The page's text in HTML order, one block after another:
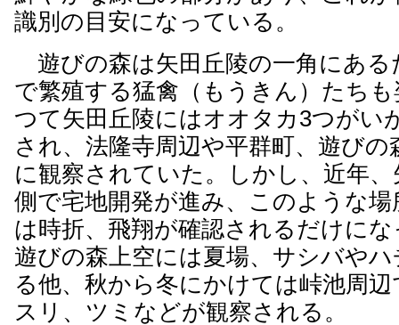
識別の目安になっている。
遊びの森は矢田丘陵の一角にある
で繁殖する猛禽（もうきん）たち
つて矢田丘陵にはオオタカ3つがい
され、法隆寺周辺や平群町、遊びの
に観察されていた。しかし、近年
側で宅地開発が進み、このような
は時折、飛翔が確認されるだけに
遊びの森上空には夏場、サシバや
る他、秋から冬にかけては峠池周
スリ、ツミなどが観察される。